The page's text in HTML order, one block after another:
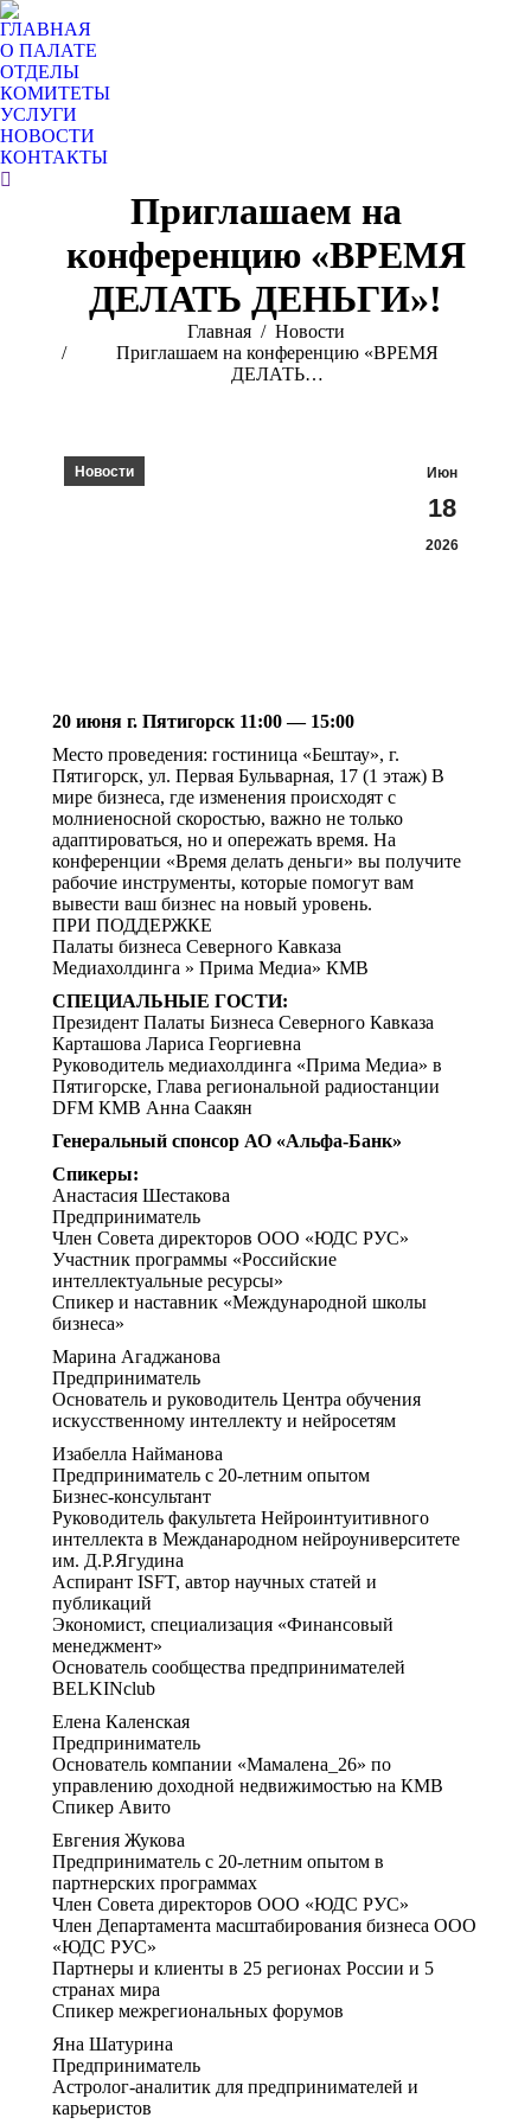
ГЛАВНАЯ
О ПАЛАТЕ
ОТДЕЛЫ
КОМИТЕТЫ
УСЛУГИ
НОВОСТИ
КОНТАКТЫ
Поиск:
Приглашаем на
конференцию «ВРЕМЯ
ДЕЛАТЬ ДЕНЬГИ»!
Главная
Новости
Приглашаем на конференцию «ВРЕМЯ
ДЕЛАТЬ…
Июн
18
2026
Новости
20 июня г. Пятигорск 11:00 — 15:00
Место проведения: гостиница «Бештау», г.
Пятигорск, ул. Первая Бульварная, 17 (1 этаж) В
мире бизнеса, где изменения происходят с
молниеносной скоростью, важно не только
адаптироваться, но и опережать время. На
конференции «Время делать деньги» вы получите
рабочие инструменты, которые помогут вам
вывести ваш бизнес на новый уровень.
ПРИ ПОДДЕРЖКЕ
Палаты бизнеса Северного Кавказа
Медиахолдинга » Прима Медиа» КМВ
СПЕЦИАЛЬНЫЕ ГОСТИ:
Президент Палаты Бизнеса Северного Кавказа
Карташова Лариса Георгиевна
Руководитель медиахолдинга «Прима Медиа» в
Пятигорске, Глава региональной радиостанции
DFM КМВ Анна Саакян
Генеральный спонсор АО «Альфа-Банк»
Спикеры:
Анастасия Шестакова
Предприниматель
Член Совета директоров ООО «ЮДС РУС»
Участник программы «Российские
интеллектуальные ресурсы»
Спикер и наставник «Международной школы
бизнеса»
Марина Агаджанова
Предприниматель
Основатель и руководитель Центра обучения
искусственному интеллекту и нейросетям
Изабелла Найманова
Предприниматель с 20-летним опытом
Бизнес-консультант
Руководитель факультета Нейроинтуитивного
интеллекта в Межданародном нейроуниверситете
им. Д.Р.Ягудина
Аспирант ISFT, автор научных статей и
публикаций
Экономист, специализация «Финансовый
менеджмент»
Основатель сообщества предпринимателей
BELKINclub
Елена Каленская
Предприниматель
Основатель компании «Мамалена_26» по
управлению доходной недвижимостью на КМВ
Спикер Авито
Евгения Жукова
Предприниматель с 20-летним опытом в
партнерских программах
Член Совета директоров ООО «ЮДС РУС»
Член Департамента масштабирования бизнеса ООО
«ЮДС РУС»
Партнеры и клиенты в 25 регионах России и 5
странах мира
Спикер межрегиональных форумов
Яна Шатурина
Предприниматель
Астролог-аналитик для предпринимателей и
карьеристов